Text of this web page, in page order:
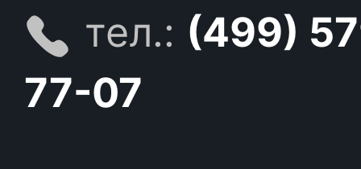
тел.: (499)
77-07